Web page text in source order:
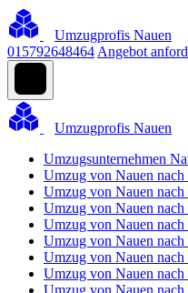
Umzugprofis Nauen
015792648464 Angebot
Umzugprofis Nauen
Umzugsunternehmen
Umzug von Nauen
Umzug von Nauen
Umzug von Nauen nach
Umzug von Nauen
Umzug von Nauen
Umzug von Nauen nach
Umzug von Nauen
Umzug von Nauen